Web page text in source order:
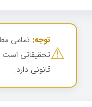
⚠️
توجه: تمامی
تحقیقاتی است
قانونی دارد.